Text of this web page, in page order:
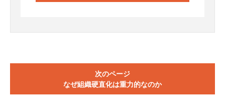
次のページ
なぜ組織硬直化は重力的なのか